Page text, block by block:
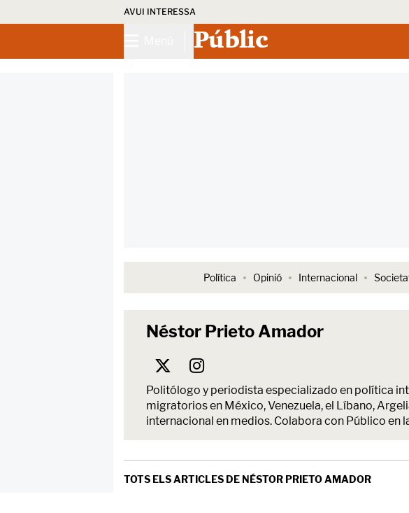
AVUI INTERESSA
Públic
Política Opinió Internacional
Néstor Prieto Amador
Politólogo y periodista especializado en política
migratorios en México, Venezuela, el Líbano,
internacional en medios. Colabora con Público en
TOTS ELS ARTICLES DE NÉSTOR PRIETO AMADOR